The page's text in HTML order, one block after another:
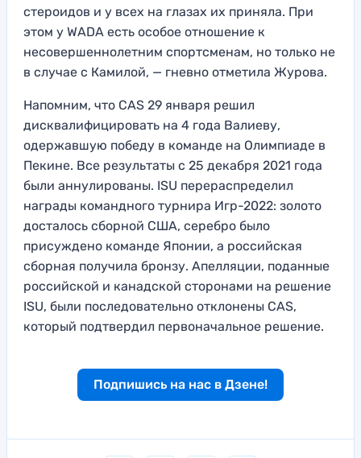
стероидов и у всех на глазах их приняла. При
этом у WADA есть особое отношение к
несовершеннолетним спортсменам, но только не
в случае с Камилой, — гневно отметила Журова.
Напомним, что CAS 29 января решил
дисквалифицировать на 4 года Валиеву,
одержавшую победу в команде на Олимпиаде в
Пекине. Все результаты с 25 декабря 2021 года
были аннулированы. ISU перераспределил
награды командного турнира Игр-2022: золото
досталось сборной США, серебро было
присуждено команде Японии, а российская
сборная получила бронзу. Апелляции, поданные
российской и канадской сторонами на решение
ISU, были последовательно отклонены CAS,
который подтвердил первоначальное решение.
Подпишись на нас в Дзене!